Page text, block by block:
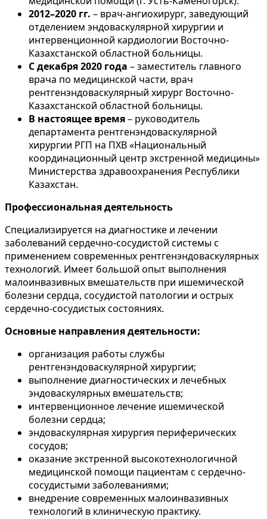
2012–2020 гг. – врач-ангиохирург, заведующий
отделением эндоваскулярной хирургии и
интервенционной кардиологии Восточно-
Казахстанской областной больницы.
С декабря 2020 года – заместитель главного
врача по медицинской части, врач
рентгенэндоваскулярный хирург Восточно-
Казахстанской областной больницы.
В настоящее время– руководитель
департамента рентгенэндоваскулярной
хирургии РГП на ПХВ «Национальный
координационный центр экстренной медицины»
Министерства здравоохранения Республики
Казахстан.
Профессиональная деятельность
Специализируется на диагностике и лечении
заболеваний сердечно-сосудистой системы с
применением современных рентгенэндоваскулярных
технологий. Имеет большой опыт выполнения
малоинвазивных вмешательств при ишемической
болезни сердца, сосудистой патологии и острых
сердечно-сосудистых состояниях.
Основные направления деятельности:
организация работы службы
рентгенэндоваскулярной хирургии;
выполнение диагностических и лечебных
эндоваскулярных вмешательств;
интервенционное лечение ишемической
болезни сердца;
эндоваскулярная хирургия периферических
сосудов;
оказание экстренной высокотехнологичной
медицинской помощи пациентам с сердечно-
сосудистыми заболеваниями;
внедрение современных малоинвазивных
технологий в клиническую практику.